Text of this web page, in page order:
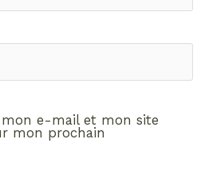
e-mail et mon site
mon prochain